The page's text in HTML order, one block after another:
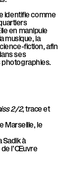
identifie comme
en manipule
musique, la
fiction, afin
ses
2/2, trace et
Marseille, le
Sadik à
de l’Œuvre